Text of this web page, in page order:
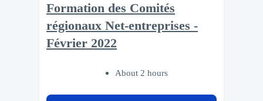
Formation des Comités
régionaux Net-entreprises -
Février 2022
About 2 hours